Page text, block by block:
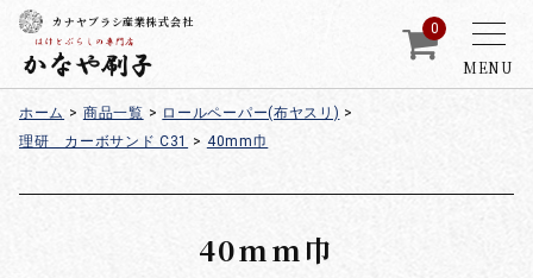
MENU
カナヤブラシ産業株式会社 0
ホーム > 商品一覧 > ロールペーパー(布ヤスリ) >
理研 カーボサンド C31
> 40mm巾
40mm巾